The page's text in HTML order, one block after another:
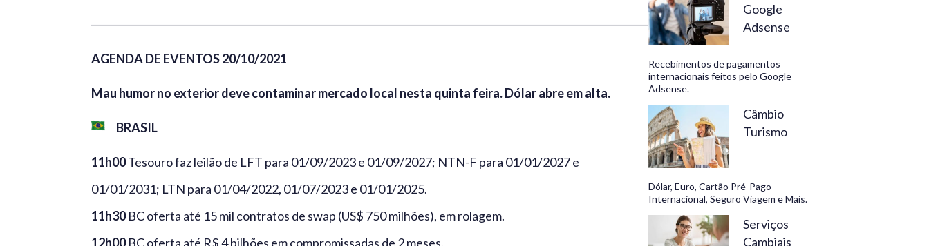
______________________________________________________________________________________________________________________________
AGENDA DE EVENTOS 20/10/2021
Mau humor no exterior deve contaminar mercado local nesta quinta feira. Dólar abre em alta.
BRASIL
11h00Tesouro faz leilão de LFT para 01/09/2023 e 01/09/2027; NTN-F para 01/01/2027 e
01/01/2031; LTN para 01/04/2022, 01/07/2023 e 01/01/2025.
11h30BC oferta até 15 mil contratos de swap (US$ 750 milhões), em rolagem.
12h00BC oferta até R$ 4 bilhões em compromissadas de 2 meses.
Google
Adsense
Recebimentos de pagamentos
internacionais feitos pelo Google
Adsense.
Câmbio
Turismo
Dólar, Euro, Cartão Pré-Pago
Internacional, Seguro Viagem e Mais.
Serviços
Cambiais